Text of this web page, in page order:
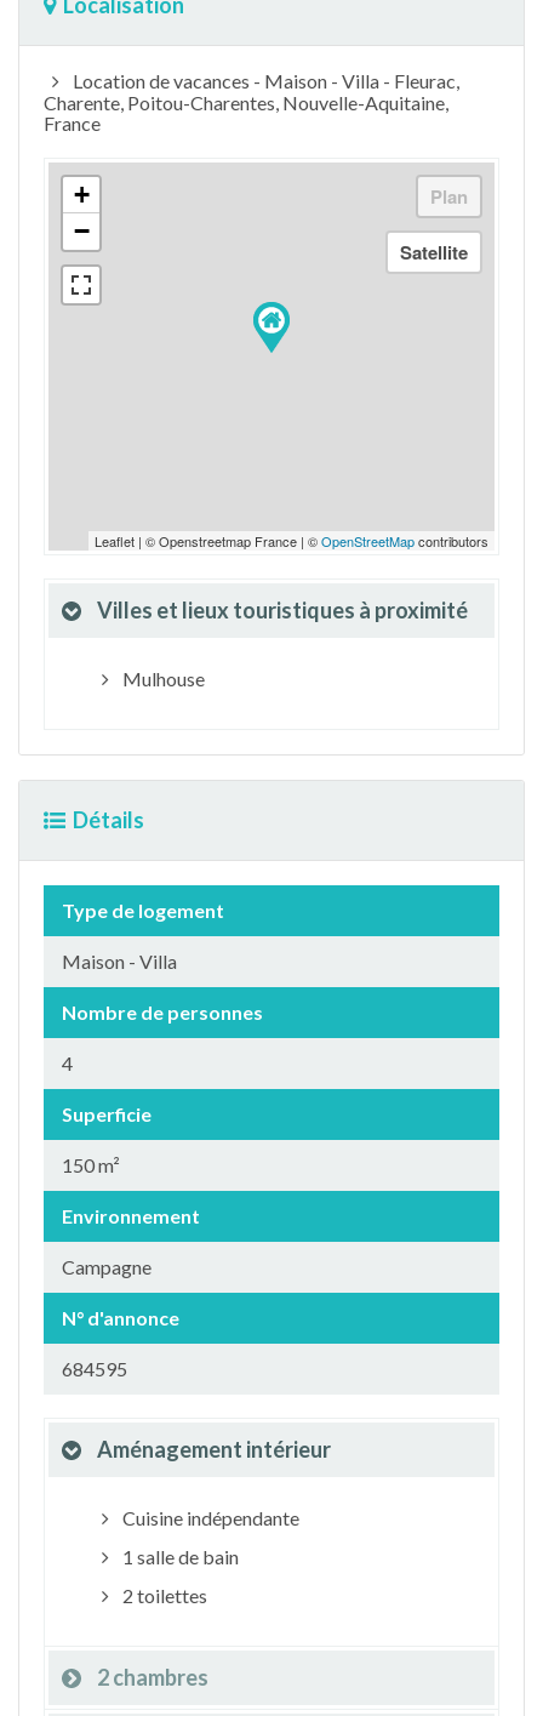
Location de vacances - Maison - Villa - Fleurac,
Charente, Poitou-Charentes, Nouvelle-Aquitaine,
France
+
−
Leaflet | © Openstreetmap France | ©OpenStreetMapcontributors
Villes et lieux touristiques à proximité
Mulhouse
Détails
Type de logement
Maison - Villa
Nombre de personnes
4
Superficie
150 m²
Environnement
Campagne
N° d'annonce
684595
Aménagement intérieur
Cuisine indépendante
1 salle de bain
2 toilettes
2 chambres